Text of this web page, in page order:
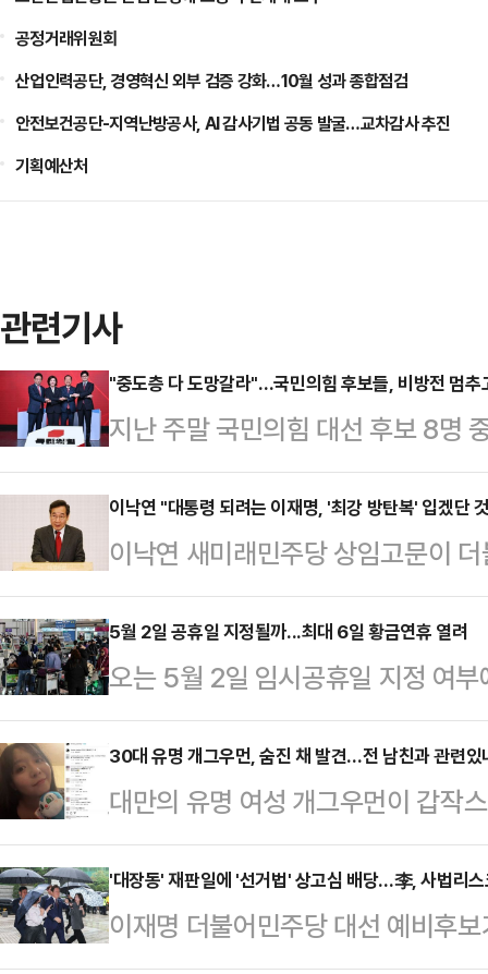
공정거래위원회
산업인력공단, 경영혁신 외부 검증 강화…10월 성과 종합점검
안전보건공단-지역난방공사, AI 감사기법 공동 발굴…교차감사 추진
기획예산처
관련기사
"중도층 다 도망갈라"…국민의힘 후보들, 비방전 멈
지난 주말 국민의힘 대선 후보 8명
열렸다. A조와 B조로 나뉜 토론회
부터 많은 기대를 모았다. 결과는
반 자기소개, 밸런스 게임 등 경선
도있는 토론이 이뤄지지 않았다는
운 건 토론회 이후 후보들의 태도였
에게 "키높이 구두를 왜 신느냐" 등
"지…
이낙연 "대통령 되려는 이재명, '최강 방탄복' 입겠단
이낙연 새미래민주당 상임고문이
의 출마와 관련 "국회의 방탄복도
는 것 아니냐"라고 개탄했다.이낙
그널'에서 "입법권을 장악한 세력이
마저도 눈치를 보고 있는 것 같다"
연 어떻게 설 것인가 걱정된다"고
대해서도 "(이 후보는 현재) 8개 사
이 모든 것을 온…
5월 2일 공휴일 지정될까...최대 6일 황금연휴 열려
오는 5월 2일 임시공휴일 지정 여
5일 어린이날이 부처님오신날과
일까지 이어지는 황금연휴가 예정
일이 임시공휴일로 추가 지정되면
는 지난 설 연휴에 임시공휴일을 지
방식의 결정을 기대하고 있다. 설
났던 당시, 정부는 국민 삶의 질 향
30대 유명 개그우먼, 숨진 채 발견…전 남친과 관련있
대만의 유명 여성 개그우먼이 갑작
관련된 것 아니냐는 추측이 일고
르면, 대만 스탠드업 코미디언 천
옥상에서 발견됐다.신고를 받고 출
'대장동' 재판일에 '선거법' 상고심 배당…李, 사법리
이재명 더불어민주당 대선 예비후